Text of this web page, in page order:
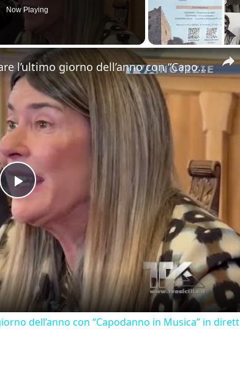
Now Playing
Play
Video
Catania. Tutto pronto per festeggiare l’ultimo giorno dell’anno con “Capodanno in Musica” in dirett
dell’anno con “Capodanno in Musica” in dirett